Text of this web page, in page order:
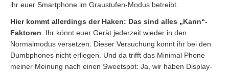
ihr euer Smartphone im Graustufen-Modus betreibt.
Hier kommt allerdings der Haken: Das sind alles „Kann“-
Faktoren. Ihr könnt euer Gerät jederzeit wieder in den
Normalmodus versetzen. Dieser Versuchung könnt ihr bei den
Dumbphones nicht erliegen. Und da trifft das Minimal Phone
meiner Meinung nach einen Sweetspot: Ja, wir haben Display-